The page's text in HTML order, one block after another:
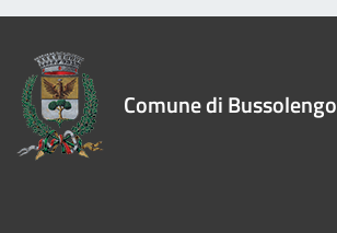
Comune di Bussolengo